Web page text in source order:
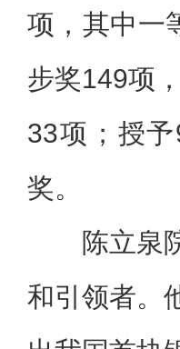
项，其中一
步奖149项
33项；授
奖。
陈立泉
和引领者。